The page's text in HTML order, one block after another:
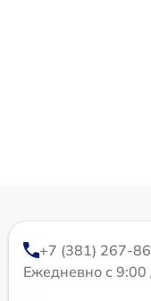
+7 (381) 267-
Ежедневно с 9:00